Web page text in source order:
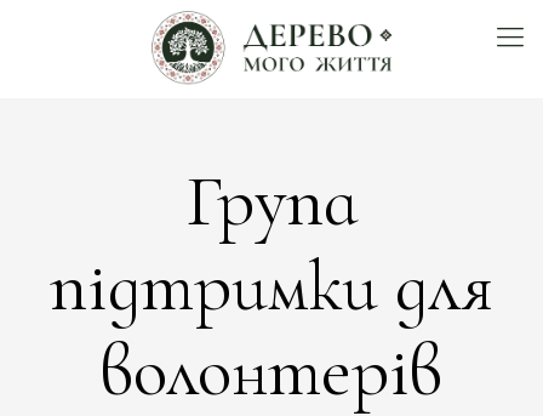
Група
підтримки для
волонтерів